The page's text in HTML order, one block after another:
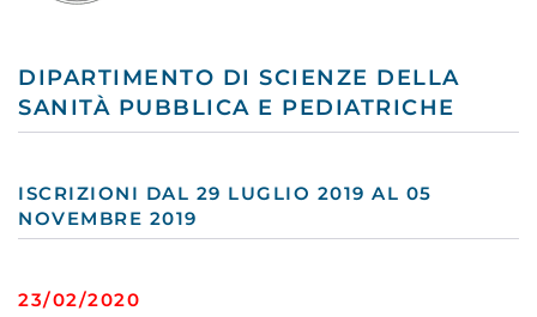
DIPARTIMENTO DI SCIENZE DELLA
SANITÀ PUBBLICA E PEDIATRICHE
ISCRIZIONI DAL 29 LUGLIO 2019 AL 05
NOVEMBRE 2019
23/02/2020